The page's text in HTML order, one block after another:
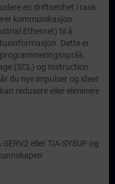
en driftsenhet i rask
kommunikasjon
Ethernet) til å
Dette er
(SCL) og Instruction
du nye impulser og ideer
redusere eller eliminere
eller TIA-SYSUP og